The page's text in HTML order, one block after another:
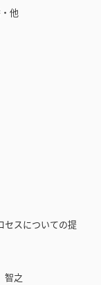
他
セスについての提
智之